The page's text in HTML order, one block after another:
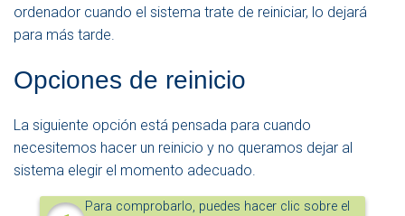
ordenador cuando el sistema trate de reiniciar, lo dejará
para más tarde.
Opciones de reinicio
La siguiente opción está pensada para cuando
necesitemos hacer un reinicio y no queramos dejar al
sistema elegir el momento adecuado.
Para comprobarlo, puedes hacer clic sobre el